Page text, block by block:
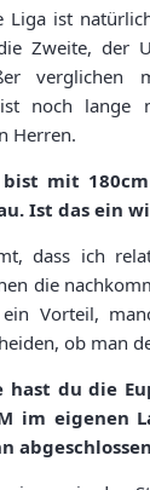
Liga ist
Zweite, der
verglichen
ist noch lange
Herren.
mit
Ist das ein
dass ich
die
Vorteil,
ob man
hast du die
im eigenen